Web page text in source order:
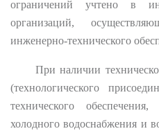
ограничений учтено в
организаций,
инженерно-технического
При наличии
(технологического
технического
холодного водоснабжения и